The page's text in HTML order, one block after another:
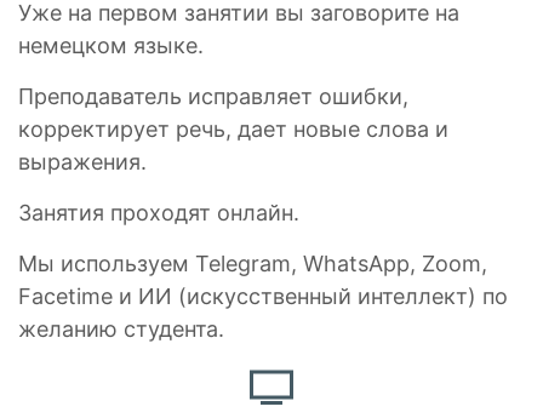
Уже на первом занятии вы заговорите на
немецком языке.
Преподаватель исправляет ошибки,
корректирует речь, дает новые слова и
выражения.
Занятия проходят онлайн.
Мы используем Telegram, WhatsApp, Zoom,
Facetime и ИИ (искусственный интеллект) по
желанию студента.